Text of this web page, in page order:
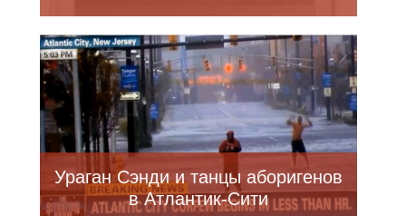
Ураган Сэнди и танцы аборигенов
в Атлантик-Сити